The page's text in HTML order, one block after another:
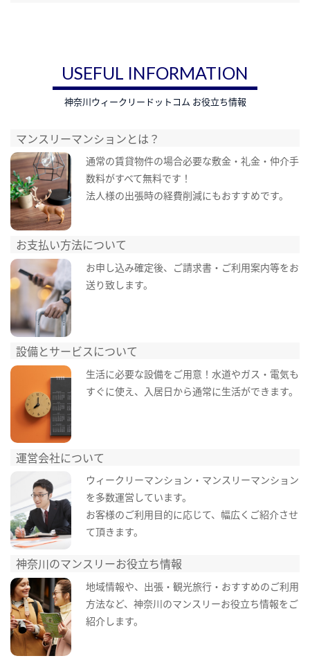
USEFUL INFORMATION
神奈川ウィークリードットコム お役立ち情報
マンスリーマンションとは？
通常の賃貸物件の場合必要な敷金・礼金・仲介手
数料がすべて無料です！
法人様の出張時の経費削減にもおすすめです。
お支払い方法について
お申し込み確定後、ご請求書・ご利用案内等をお
送り致します。
設備とサービスについて
生活に必要な設備をご用意！水道やガス・電気も
すぐに使え、入居日から通常に生活ができます。
運営会社について
ウィークリーマンション・マンスリーマンション
を多数運営しています。
お客様のご利用目的に応じて、幅広くご紹介させ
て頂きます。
神奈川のマンスリーお役立ち情報
地域情報や、出張・観光旅行・おすすめのご利用
方法など、神奈川のマンスリーお役立ち情報をご
紹介します。